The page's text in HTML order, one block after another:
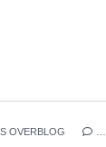
OVERBLOG